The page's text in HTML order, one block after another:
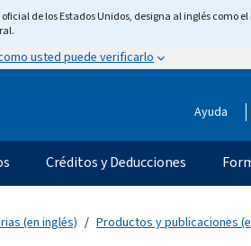
de los Estados Unidos, designa al inglés como
usted puede verificarlo
Ayuda
Créditos y Deducciones
(en inglés) Productos y publicaciones